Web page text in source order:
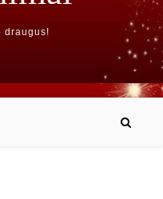
draugus!